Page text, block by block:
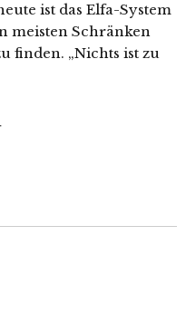
ist das Elfa-System
meisten Schränken
finden. „Nichts ist zu